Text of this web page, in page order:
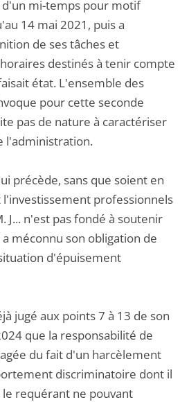
d'un mi-temps pour motif
14 mai 2021, puis a
de ses tâches et
destinés à tenir compte
état. L'ensemble des
pour cette seconde
pas de nature à caractériser
l'administration.
précède, sans que soient en
l'investissement professionnels
J... n'est pas fondé à soutenir
méconnu son obligation de
d'épuisement
jugé aux points 7 à 13 de son
que la responsabilité de
du fait d'un harcèlement
discriminatoire dont il
requérant ne pouvant